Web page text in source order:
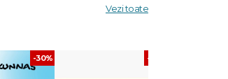
Vezi toate
-30% -30%